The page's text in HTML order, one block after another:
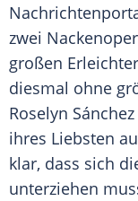
zwei
großen
diesmal ohne
Roselyn Sánchez
ihres Liebsten
klar, dass sich
unterziehen